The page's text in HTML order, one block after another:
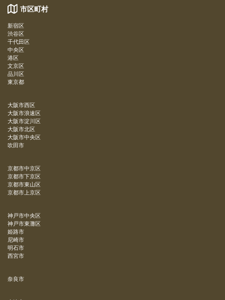
市区町村
新宿区
渋谷区
千代田区
中央区
港区
文京区
品川区
東京都
大阪市西区
大阪市浪速区
大阪市淀川区
大阪市北区
大阪市中央区
吹田市
京都市中京区
京都市下京区
京都市東山区
京都市上京区
神戸市中央区
神戸市東灘区
姫路市
尼崎市
明石市
西宮市
奈良市